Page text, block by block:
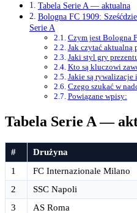
Tabela Serie A — aktualna
Bologna FC 1909:
Serie A
Czym jest Bologna
Jak czytać
Jaki styl gry
Kto są kluczowi
Jakie są
Czego szukać w
Powiązane wpisy:
Tabela Serie A —
# Drużyna
1
FC Internazionale Milano
2
SSC Napoli
3
AS Roma